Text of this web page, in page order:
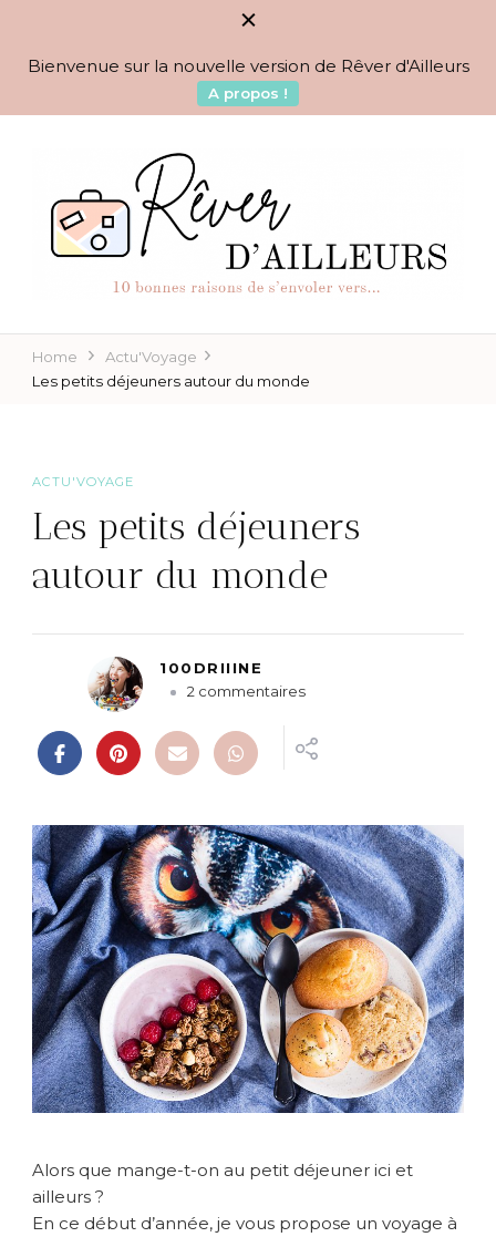
Bienvenue sur la nouvelle version de Rêver d'Ailleurs
A propos !
Rêver d'Ailleurs – 10
raisons de s'envoler vers…
BLOG VOYAGES DEPUIS 2010
Home
Actu'Voyage
Les petits déjeuners autour du monde
ACTU'VOYAGE
Les petits déjeuners
autour du monde
100DRIIINE
2 commentairess
L
p
e
t
i
t
s
d
é
j
e
u
n
e
a
t
Alors que mange-t-on au petit déjeuner ici et
ailleurs ?
En ce début d’année, je vous propose un voyage à